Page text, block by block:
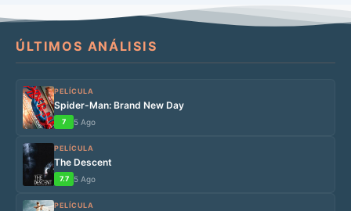
ÚLTIMOS ANÁLISIS
PELÍCULA
Spider-Man: Brand New Day
7 5 Ago
PELÍCULA
The Descent
7.7 5 Ago
PELÍCULA